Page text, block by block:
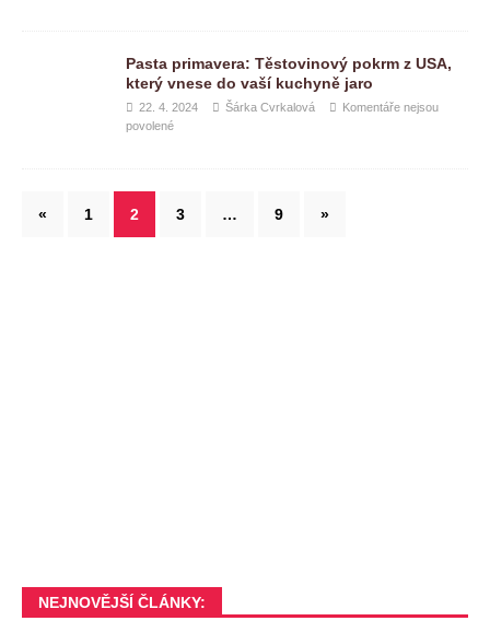
Pasta primavera: Těstovinový pokrm z USA,
který vnese do vaší kuchyně jaro
22. 4. 2024 Šárka Cvrkalová
Komentáře nejsou
povolené
« 1 2 3 … 9 »
NEJNOVĚJŠÍ ČLÁNKY: